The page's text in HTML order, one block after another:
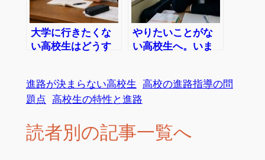
大学に行きたくな
い高校生はどうす
やりたいことがな
い高校生へ。いま
できること
進路が決まらない高校生 高校の進路指導の問
題点 高校生の特性と進路
読者別の記事一覧へ